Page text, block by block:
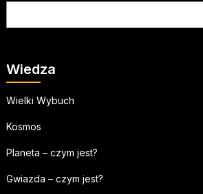
Wiedza
Wielki Wybuch
Kosmos
Planeta – czym jest?
Gwiazda – czym jest?